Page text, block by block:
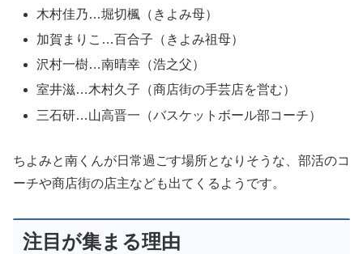
木村佳乃…堀切楓（きよみ母）
加賀まりこ…百合子（きよみ祖母）
沢村一樹…南晴幸（浩之父）
室井滋…木村久子（商店街の手芸店を営む）
三石研…山高晋一（バスケットボール部コーチ）
ちよみと南くんが日常過ごす場所となりそうな、部活のコ
ーチや商店街の店主なども出てくるようです。
注目が集まる理由